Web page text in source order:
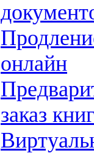
онлайн
заказ